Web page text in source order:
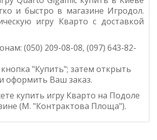
и быстро в магазине Игродол.
игру Кварто с доставкой
(050) 209-08-08, (097) 643-82-
кнопка "Купить"; затем открыть
оформить Ваш заказ.
купить игру Кварто на Подоле
(М. "Контрактова Площа").